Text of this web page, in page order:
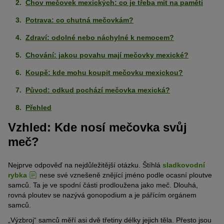
Chov mečovek mexických: co je třeba mít na paměti
Potrava: co chutná mečovkám?
Zdraví: odolné nebo náchylné k nemocem?
Chování: jakou povahu mají mečovky mexické?
Koupě: kde mohu koupit mečovku mexickou?
Původ: odkud pochází mečovka mexická?
Přehled
Vzhled: Kde nosí mečovka svůj
meč?
Nejprve odpověď na nejdůležitější otázku. Štíhlá sladkovodní
rybka
nese své vznešeně znějící jméno podle ocasní ploutve
samců. Ta je ve spodní části prodloužena jako meč. Dlouhá,
rovná ploutev se nazývá gonopodium a je pářícím orgánem
samců.
„Výzbroj“ samců měří asi dvě třetiny délky jejich těla. Přesto jsou